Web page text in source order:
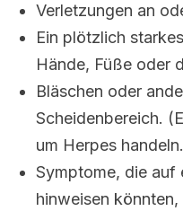
Verletzungen an
Ein plötzlich
Hände, Füße oder
Bläschen oder
Scheidenbereich.
um Herpes
Symptome, die auf
hinweisen